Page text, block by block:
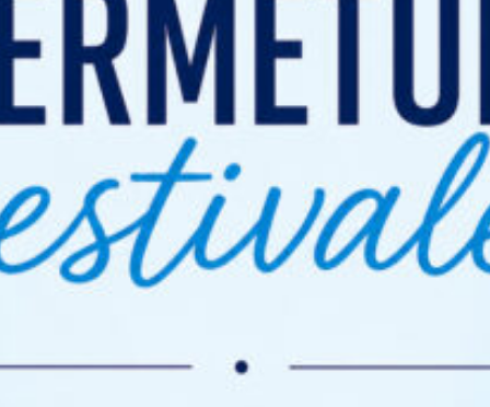
Carte bleu
non acceptée
Conditions
Cartes: Leur durée de validité est de